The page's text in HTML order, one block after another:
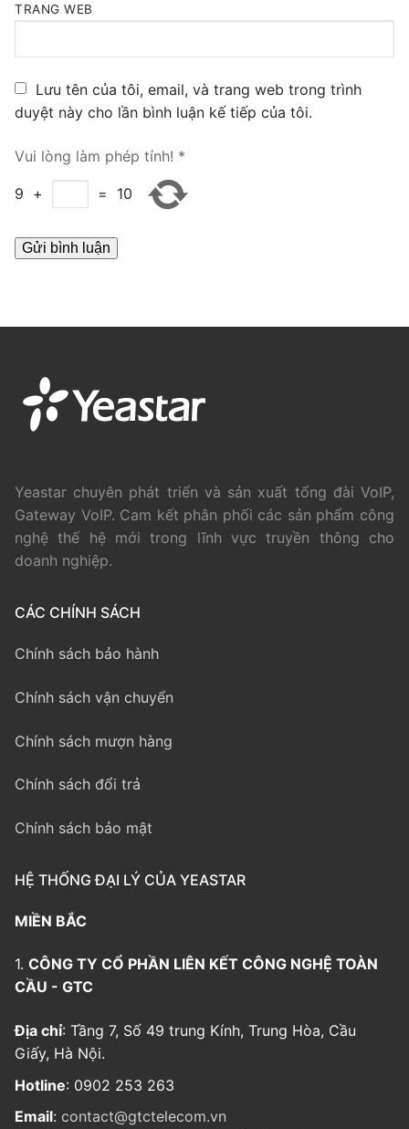
PRI VoIP Gateway TE100
PRI VoIP Gateway TE200
BRI VoIP Gateway
TIN TỨC
TRANG WEB
Lưu tên của tôi, email, và trang web trong trình
duyệt này cho lần bình luận kế tiếp của tôi.
Vui lòng làm phép tính! *
9 + = 10
Yeastar chuyên phát triển và sản xuất tổng đài VoIP,
Gateway VoIP. Cam kết phân phối các sản phẩm công
nghệ thế hệ mới trong lĩnh vực truyền thông cho
doanh nghiệp.
CÁC CHÍNH SÁCH
Chính sách bảo hành
Chính sách vận chuyển
Chính sách mượn hàng
Chính sách đổi trả
Chính sách bảo mật
HỆ THỐNG ĐẠI LÝ CỦA YEASTAR
MIỀN BẮC
1. CÔNG TY CỔ PHẦN LIÊN KẾT CÔNG NGHỆ TOÀN
CẦU - GTC
Địa chỉ: Tầng 7, Số 49 trung Kính, Trung Hòa, Cầu
Giấy, Hà Nội.
Hotline: 0902 253 263
Email: contact@gtctelecom.vn